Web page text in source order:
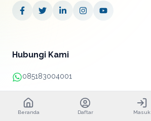
Hubungi Kami
085183004001
info@kampusgratis.id
Beranda Daftar Masuk